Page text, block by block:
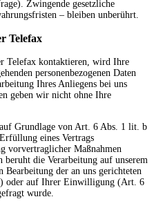
Zwingende gesetzliche
– bleiben unberührt.
Telefax
Telefax kontaktieren, wird Ihre
personenbezogenen Daten
Ihres Anliegens bei uns
geben wir nicht ohne Ihre
Grundlage von Art. 6 Abs. 1 lit. b
eines Vertrags
vorvertraglicher Maßnahmen
die Verarbeitung auf unserem
Bearbeitung der an uns gerichteten
oder auf Ihrer Einwilligung (Art. 6
wurde.